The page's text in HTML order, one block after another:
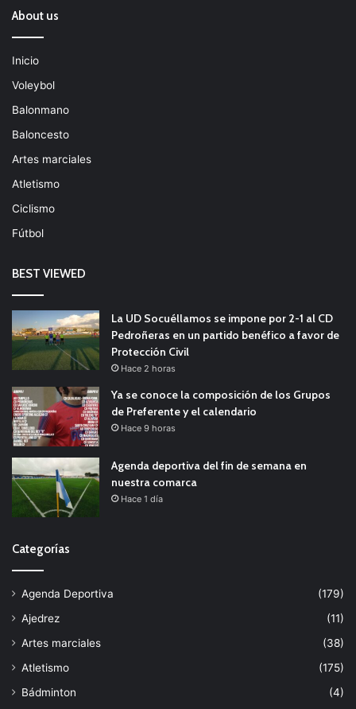
About us
Inicio
Voleybol
Balonmano
Baloncesto
Artes marciales
Atletismo
Ciclismo
Fútbol
BEST VIEWED
La UD Socuéllamos se impone por 2-1 al CD
Pedroñeras en un partido benéfico a favor de
Protección Civil
Hace 2 horas
Ya se conoce la composición de los Grupos
de Preferente y el calendario
Hace 9 horas
Agenda deportiva del fin de semana en
nuestra comarca
Hace 1 día
Categorías
Agenda Deportiva
(179)
Ajedrez
(11)
Artes marciales
(38)
Atletismo
(175)
Bádminton
(4)